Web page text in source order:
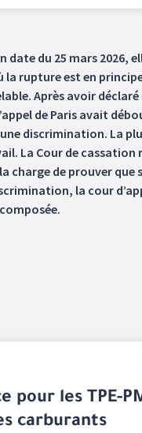
du 25 mars 2026,
la rupture est en
Après avoir déclaré
de Paris avait
discrimination. La
La Cour de cassation
charge de prouver
la cour
pour les TPE-
carburants